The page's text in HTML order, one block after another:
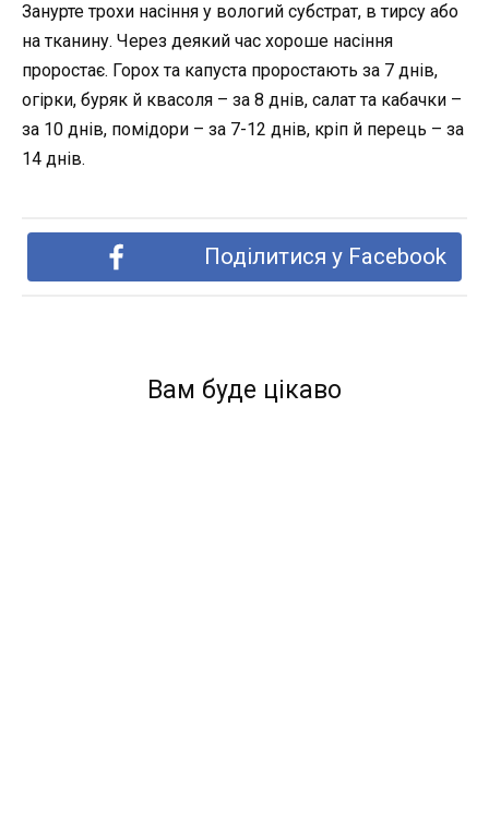
Занурте трохи насіння у вологий субстрат, в тирсу або
на тканину. Через деякий час хороше насіння
проростає. Горох та капуста проростають за 7 днів,
огірки, буряк й квасоля – за 8 днів, салат та кабачки –
за 10 днів, помідори – за 7-12 днів, кріп й перець – за
14 днів.
Поділитися у Facebook
Вам буде цікаво